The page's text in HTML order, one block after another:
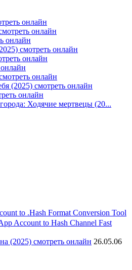
онлайн
онлайн
онлайн
смотреть онлайн
онлайн
онлайн
(2025) смотреть онлайн
онлайн
Ходячие мертвецы (20...
to .Hash Format Conversion Tool
Account to Hash Channel Fast
(2025) смотреть онлайн 26.05.06